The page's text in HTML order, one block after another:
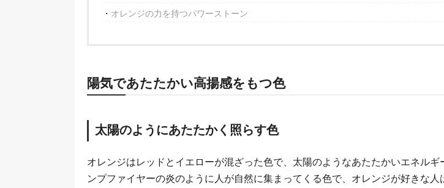
オレンジの力を持つパワーストーン
陽気であたたかい高揚感をもつ色
太陽のようにあたたかく照らす色
オレンジはレッドとイエローが混ざった色で、太陽のようなあたたかいエネルギ
ンプファイヤーの炎のように人が自然に集まってくる色で、オレンジが好きな